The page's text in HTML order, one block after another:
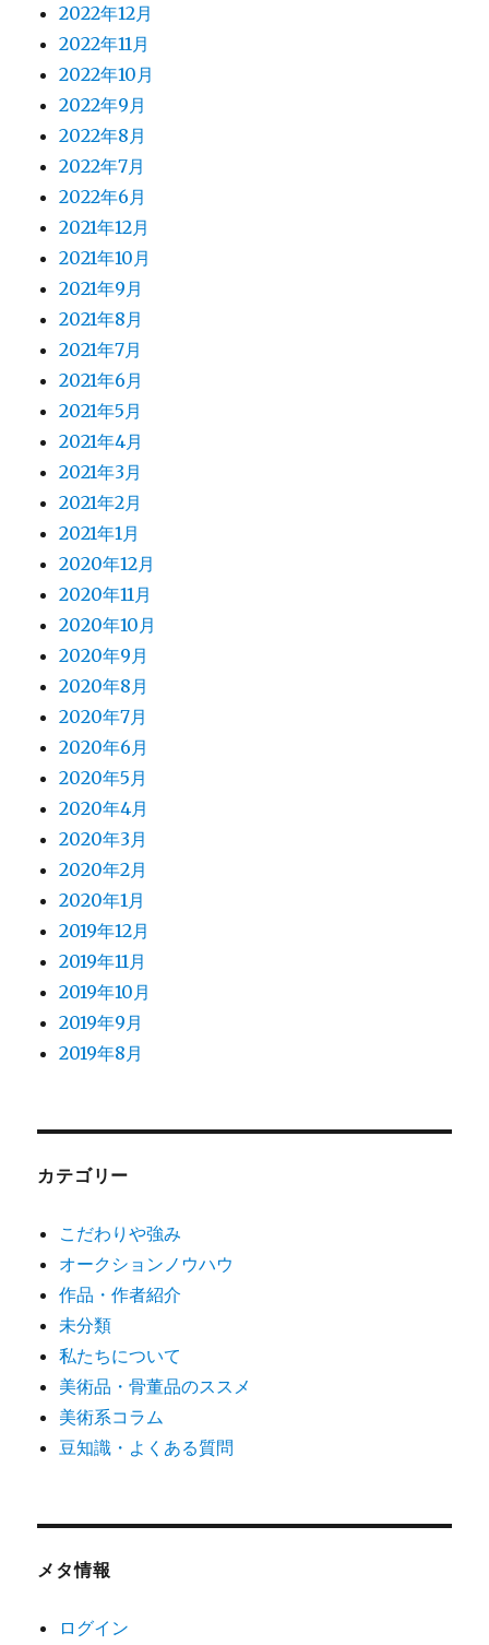
2022年12月
2022年11月
2022年10月
2022年9月
2022年8月
2022年7月
2022年6月
2021年12月
2021年10月
2021年9月
2021年8月
2021年7月
2021年6月
2021年5月
2021年4月
2021年3月
2021年2月
2021年1月
2020年12月
2020年11月
2020年10月
2020年9月
2020年8月
2020年7月
2020年6月
2020年5月
2020年4月
2020年3月
2020年2月
2020年1月
2019年12月
2019年11月
2019年10月
2019年9月
2019年8月
カテゴリー
こだわりや強み
オークションノウハウ
作品・作者紹介
未分類
私たちについて
美術品・骨董品のススメ
美術系コラム
豆知識・よくある質問
メタ情報
ログイン